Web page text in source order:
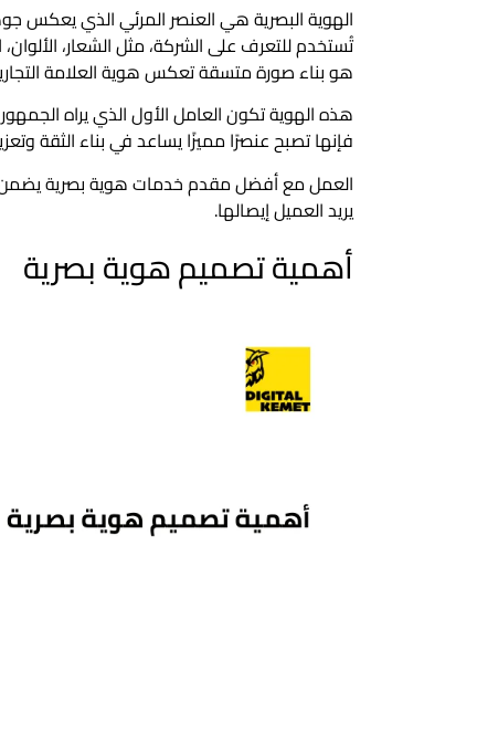
الهوية البصرية هي العنصر المرئي الذي يعكس
تُستخدم للتعرف على الشركة، مثل الشعار،
هو بناء صورة متسقة تعكس هوية العلامة
هذه الهوية تكون العامل الأول الذي يراه
فإنها تصبح عنصرًا مميزًا يساعد في بناء الثقة
العمل مع أفضل مقدم خدمات هوية بصرية يضمن
يريد العميل إيصالها.
أهمية تصميم هوية بصرية